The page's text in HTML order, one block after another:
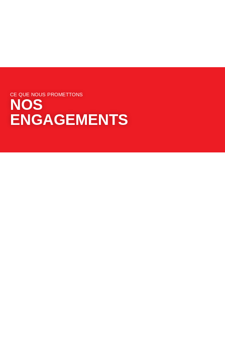
CE QUE NOUS PROMETTONS​​
NOS
ENGAGEMENTS​